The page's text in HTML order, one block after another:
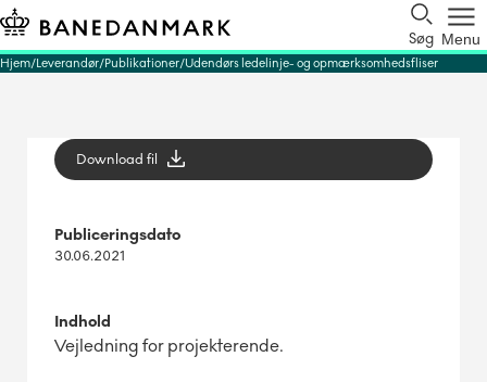
Søg Menu
Hjem Leverandør Publikationer Udendørs ledelinje- og opmærksomhedsfliser
Download fil
Publiceringsdato
30.06.2021
Indhold
Vejledning for projekterende.